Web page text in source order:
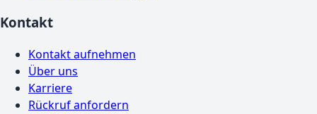
Kontakt
Kontakt aufnehmen
Über uns
Karriere
Rückruf anfordern